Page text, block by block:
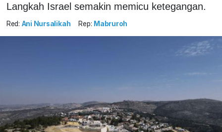
Langkah Israel semakin memicu ketegangan.
Red: Ani Nursalikah Rep: Mabruroh